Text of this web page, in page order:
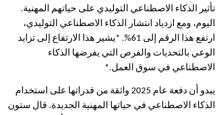
تأثير الذكاء الاصطناعي التوليدي على حياتهم المهنية.
اليوم، ومع ازدياد انتشار الذكاء الاصطناعي التوليدي،
ارتفع هذا الرقم إلى 61%. *يشير هذا الارتفاع إلى تزايد
الوعي بالتحديات والفرص التي يفرضها الذكاء
الاصطناعي في سوق العمل.*
يبدو أن دفعة عام 2025 واثقة من قدراتها على استخدام
الذكاء الاصطناعي في حياتها المهنية الجديدة. قال ستون